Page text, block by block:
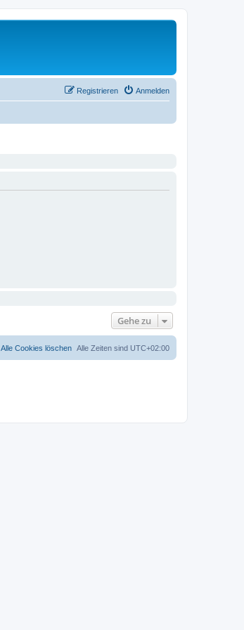
Anmelden
Registrieren
Gehe zu
Alle Zeiten sind UTC+02:00
Alle Cookies löschen